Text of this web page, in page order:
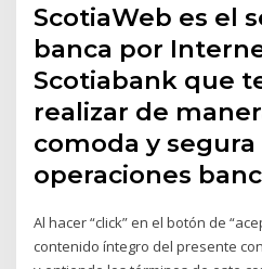
ScotiaWeb es el
banca por
Scotiabank que
realizar de
comoda y segura
operaciones
Al hacer “click” en el botón de
contenido íntegro del presente